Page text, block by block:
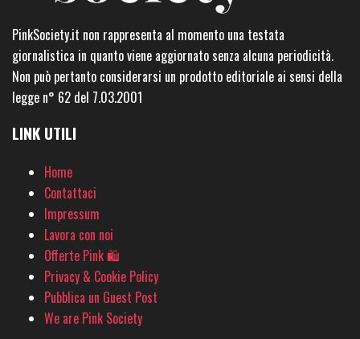
PinkSociety.it non rappresenta al momento una testata
giornalistica in quanto viene aggiornato senza alcuna periodicità.
Non può pertanto considerarsi un prodotto editoriale ai sensi della
legge n° 62 del 7.03.2001
LINK UTILI
Home
Contattaci
Impressum
Lavora con noi
Offerte Pink 🛍
Privacy & Cookie Policy
Pubblica un Guest Post
We are Pink Society